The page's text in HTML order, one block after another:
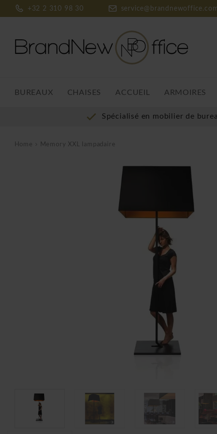
+32 2 310 98 30
BUREAUX CHAISES ACCUEIL ARMOIRES
Spécialisé en mobilier de
Home Memory XXL lampadaire